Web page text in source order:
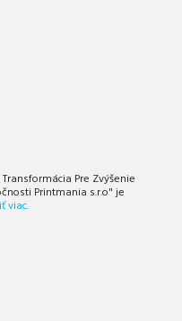
Pre Zvýšenie
Printmania s.r.o" je
viac.